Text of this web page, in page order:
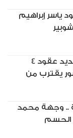
ياسر إبراهيم
الأهلي يتحرك لتجديد عقود 4
يقترب من
.. وجهة محمد
الحسم